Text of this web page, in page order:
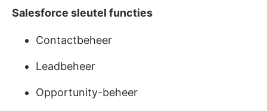
Salesforce sleutel functies
Contactbeheer
Leadbeheer
Opportunity-beheer